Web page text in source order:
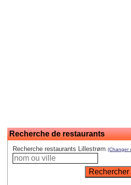
Recherche de restaurants
Recherche restaurants Lillestrøm (Changer